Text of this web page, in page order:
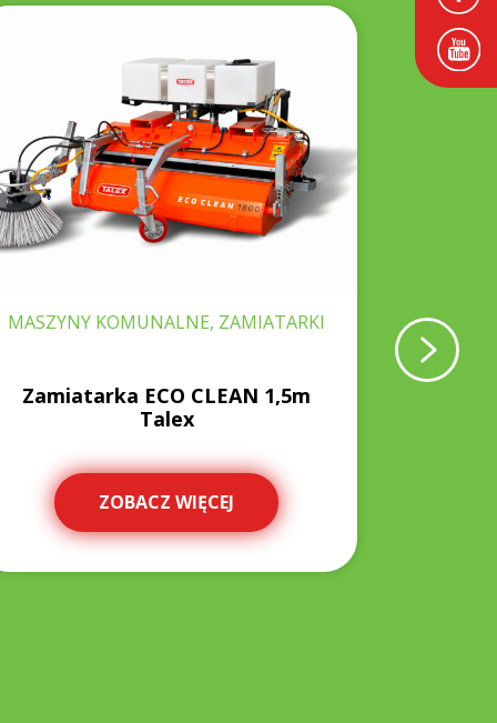
MASZYNY KOMUNALNE, ZAMIATARKI
Zamiatarka ECO CLEAN 1,5m
Talex
ZOBACZ WIĘCEJ